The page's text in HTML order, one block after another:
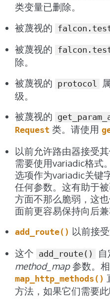
类变量已删除。
被蔑视的
被蔑视的
除。
被蔑视的 protocol
级。
被蔑视的
Request 类。请使用
以前允许路由器接受
需要使用variadic格式
选项作为variadic关键
任何参数。这有助于
方面不那么脆弱，这
面前更容易保持向后兼
add_route() 以前接
这个 add_route()
method_map参数。
map_http_methods()
方法，如果它们需要此